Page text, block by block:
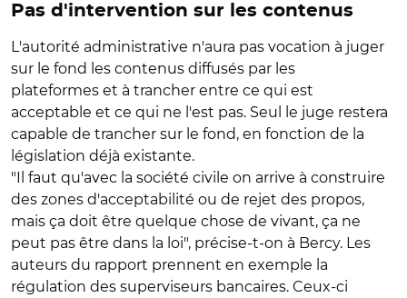
Pas d'intervention sur les contenus
L'autorité administrative n'aura pas vocation à juger
sur le fond les contenus diffusés par les
plateformes et à trancher entre ce qui est
acceptable et ce qui ne l'est pas. Seul le juge restera
capable de trancher sur le fond, en fonction de la
législation déjà existante.
"Il faut qu'avec la société civile on arrive à construire
des zones d'acceptabilité ou de rejet des propos,
mais ça doit être quelque chose de vivant, ça ne
peut pas être dans la loi", précise-t-on à Bercy. Les
auteurs du rapport prennent en exemple la
régulation des superviseurs bancaires. Ceux-ci